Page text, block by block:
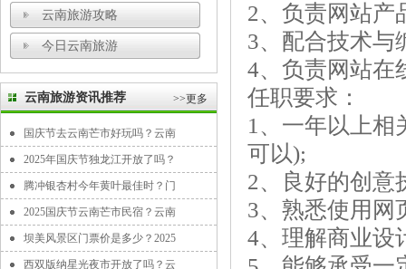
云南旅游攻略
今日云南旅游
云南旅游资讯推荐 >>更多
国庆节去云南芒市好玩吗？云南
2025年国庆节独龙江开放了吗？
腾冲银杏村今年黄叶最佳时？门
2025国庆节云南芒市民宿？云南
坝美风景区门票价是多少？2025
西双版纳星光夜市开放了吗？云
2、负责网站产
3、配合技术与
4、负责网站在
任职要求：
1、一年以上相
可以);
2、良好的创意
3、熟悉使用网
4、理解商业设